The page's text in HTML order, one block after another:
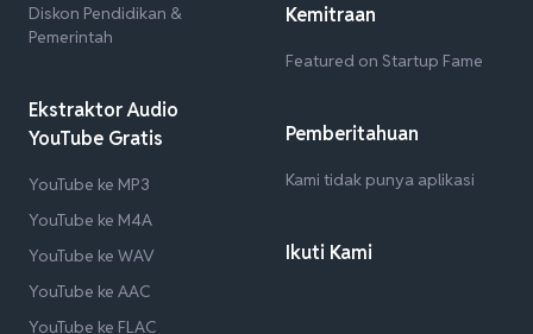
Diskon Pendidikan &
Pemerintah
Ekstraktor Audio
YouTube Gratis
YouTube ke MP3
YouTube ke M4A
YouTube ke WAV
YouTube ke AAC
YouTube ke FLAC
Kemitraan
Featured on Startup Fame
Pemberitahuan
Kami tidak punya aplikasi
Ikuti Kami